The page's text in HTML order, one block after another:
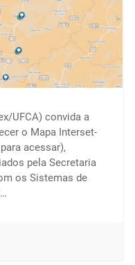
UFCA) convida a
o Mapa Interset-
acessar),
pela Secretaria
os Sistemas de